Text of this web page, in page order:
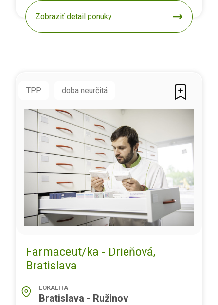
Zobraziť detail ponuky
TPP doba neurčitá
Farmaceut/ka - Drieňová,
Bratislava
LOKALITA
Bratislava - Ružinov